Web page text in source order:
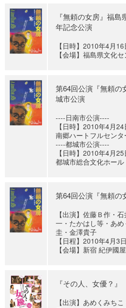
『無頼の女房』福
年記念公演
【日時】2010年4月
【会場】福島県文化
第64回公演『無頼の
城市公演
----日南市公演----
【日時】2010年4月
南郷ハートフルセンタ
----都城市公演----
【日時】2010年4月
都城市総合文化ホール
第64回公演『無頼の
【出演】佐藤Ｂ作・
一・たかはし等・あ
圭・金澤貴子
【日程】2010年4月3
【会場】新宿 紀伊國
『その人、女優？』
【出演】あめくみち